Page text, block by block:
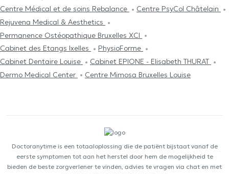
Centre Médical et de soins Rebalance
Centre PsyCol Châtelain
Rejuvena Medical & Aesthetics
Permanence Ostéopathique Bruxelles XCI
Cabinet des Etangs Ixelles
PhysioForme
Cabinet Dentaire Louise
Cabinet EPIONE - Elisabeth THURAT
Dermo Medical Center
Centre Mimosa Bruxelles Louise
Doctoranytime is een totaaloplossing die de patiënt bijstaat vanaf de
eerste symptomen tot aan het herstel door hem de mogelijkheid te
bieden de beste zorgverlener te vinden, advies te vragen via chat en met